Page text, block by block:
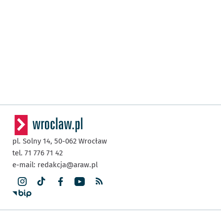
pl. Solny 14, 50-062 Wrocław
tel. 71 776 71 42
e-mail: redakcja@araw.pl